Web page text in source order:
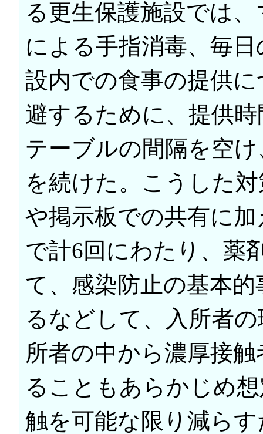
る更生保護施設では
による手指消毒、毎
設内での食事の提供
避するために、提供
テーブルの間隔を空
を続けた。こうした
や掲示板での共有に
で計6回にわたり、薬
て、感染防止の基本
るなどして、入所者
所者の中から濃厚接
ることもあらかじめ
触を可能な限り減ら